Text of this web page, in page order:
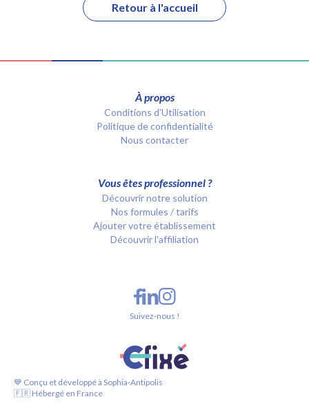
Retour à l'accueil
À propos
Conditions d’Utilisation
Politique de confidentialité
Nous contacter
Vous êtes professionnel ?
Découvrir notre solution
Nos formules / tarifs
Ajouter votre établissement
Découvrir l'affiliation
💙 Conçu et développé à Sophia-Antipolis
🇫🇷 Hébergé en France
Suivez-nous !